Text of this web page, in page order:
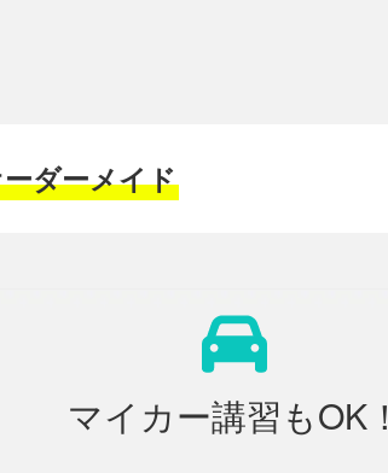
ダーメイド
マイカー講習もOK！